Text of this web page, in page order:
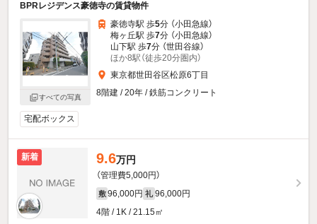
BPRレジデンス豪徳寺の賃貸物件
すべての写真
豪徳寺駅 歩5分 （小田急線）
梅ヶ丘駅 歩7分 （小田急線）
山下駅 歩7分 （世田谷線）
ほか8駅（徒歩20分圏内）
東京都世田谷区松原6丁目
8階建 / 20年 / 鉄筋コンクリート
宅配ボックス
新着 9.6万円
（管理費5,000円）
敷 96,000円 礼 96,000円
4階 / 1K / 21.15㎡